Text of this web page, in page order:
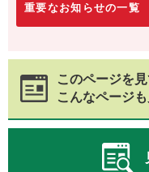
重要なお知らせの一覧
このページを
こんなページ